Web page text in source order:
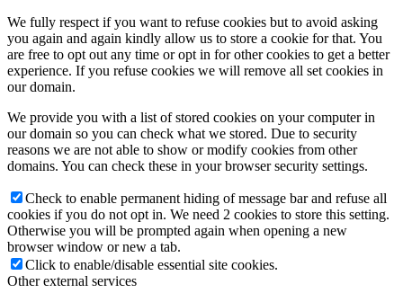
We fully respect if you want to refuse cookies but to avoid asking
you again and again kindly allow us to store a cookie for that. You
are free to opt out any time or opt in for other cookies to get a better
experience. If you refuse cookies we will remove all set cookies in
our domain.
We provide you with a list of stored cookies on your computer in
our domain so you can check what we stored. Due to security
reasons we are not able to show or modify cookies from other
domains. You can check these in your browser security settings.
Check to enable permanent hiding of message bar and refuse all
cookies if you do not opt in. We need 2 cookies to store this setting.
Otherwise you will be prompted again when opening a new
browser window or new a tab.
Click to enable/disable essential site cookies.
Other external services